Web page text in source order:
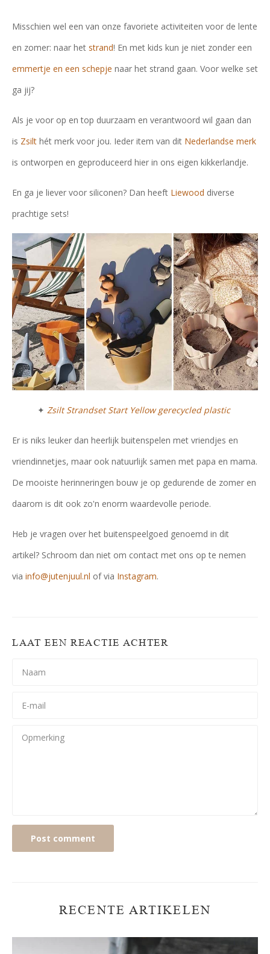
Misschien wel een van onze favoriete activiteiten voor de lente
en zomer: naar het strand! En met kids kun je niet zonder een
emmertje en een schepje naar het strand gaan. Voor welke set
ga jij?
Als je voor op en top duurzaam en verantwoord wil gaan dan
is Zsilt hét merk voor jou. Ieder item van dit Nederlandse merk
is ontworpen en geproduceerd hier in ons eigen kikkerlandje.
En ga je liever voor siliconen? Dan heeft Liewood diverse
prachtige sets!
✦ Zsilt Strandset Start Yellow gerecycled plastic
Er is niks leuker dan heerlijk buitenspelen met vriendjes en
vriendinnetjes, maar ook natuurlijk samen met papa en mama.
De mooiste herinneringen bouw je op gedurende de zomer en
daarom is dit ook zo'n enorm waardevolle periode.
Heb je vragen over het buitenspeelgoed genoemd in dit
artikel? Schroom dan niet om contact met ons op te nemen
via info@jutenjuul.nl of via Instagram.
LAAT EEN REACTIE ACHTER
Post comment
RECENTE ARTIKELEN